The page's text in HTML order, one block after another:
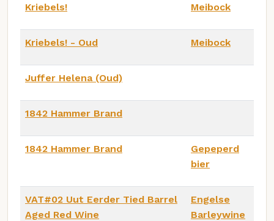
Kriebels! Meibock
Kriebels! - Oud Meibock
Juffer Helena (Oud)
1842 Hammer Brand
1842 Hammer Brand
Gepeperd
bier
VAT#02 Uut Eerder Tied Barrel
Aged Red Wine
Engelse
Barleywine